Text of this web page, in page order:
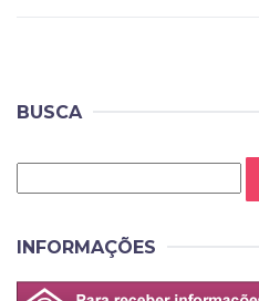
BUSCA
INFORMAÇÕES